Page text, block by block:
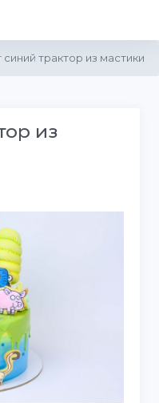
синий трактор из мастики
из